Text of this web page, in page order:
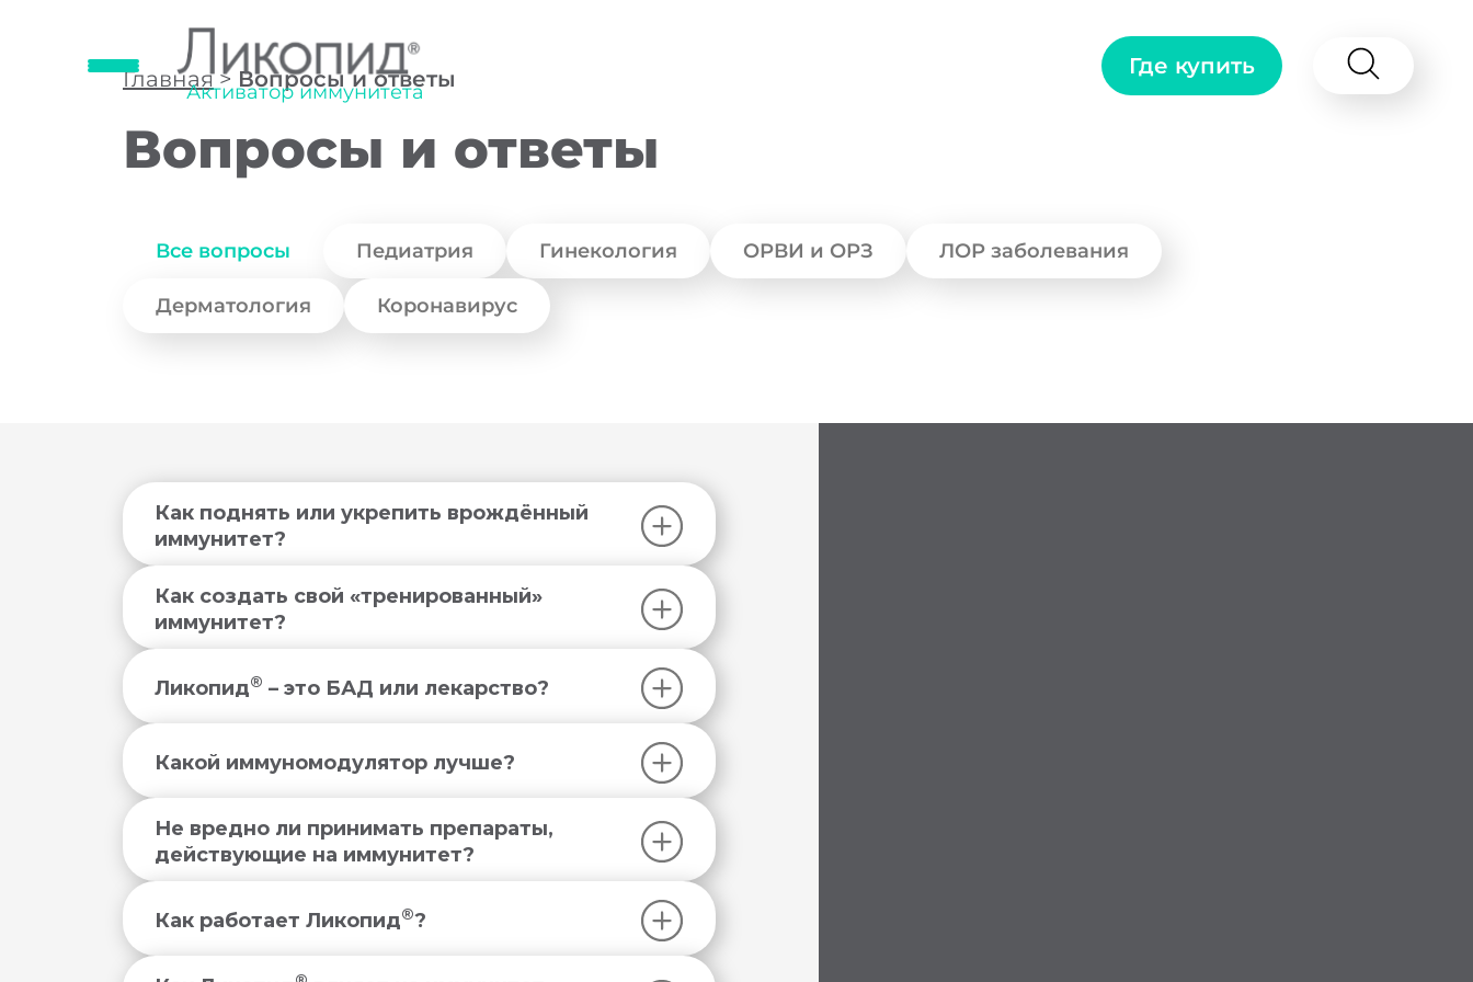
Активатор иммунитета
Где купить
Главная> Вопросы и ответы
Вопросы и ответы
Все вопросы Педиатрия Гинекология ОРВИ и ОРЗ ЛОР заболевания
Дерматология Коронавирус
Как поднять или укрепить врождённый
иммунитет?
Как создать свой «тренированный»
иммунитет?
Ликопид® – это БАД или лекарство?
Какой иммуномодулятор лучше?
Не вредно ли принимать препараты,
действующие на иммунитет?
®
Как работает Ликопид®?